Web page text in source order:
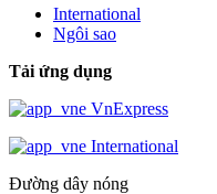
International
Ngôi sao
Tải ứng dụng
VnExpress
International
Đường dây nóng